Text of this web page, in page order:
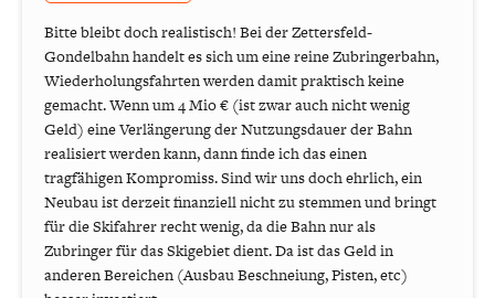
Bitte bleibt doch realistisch! Bei der Zettersfeld-
Gondelbahn handelt es sich um eine reine Zubringerbahn,
Wiederholungsfahrten werden damit praktisch keine
gemacht. Wenn um 4 Mio € (ist zwar auch nicht wenig
Geld) eine Verlängerung der Nutzungsdauer der Bahn
realisiert werden kann, dann finde ich das einen
tragfähigen Kompromiss. Sind wir uns doch ehrlich, ein
Neubau ist derzeit finanziell nicht zu stemmen und bringt
für die Skifahrer recht wenig, da die Bahn nur als
Zubringer für das Skigebiet dient. Da ist das Geld in
anderen Bereichen (Ausbau Beschneiung, Pisten, etc)